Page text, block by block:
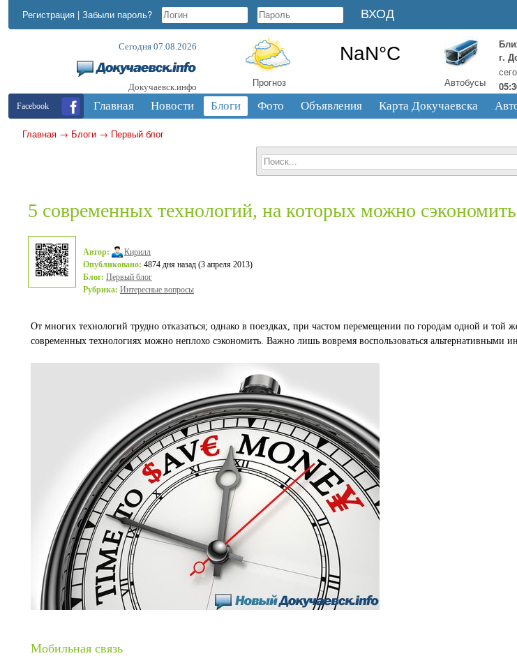
Регистрация | Забыли пароль?
Сегодня 07.08.2026
Докучаевск.инфо Прогноз Автобусы
г.
Facebook Главная Новости Блоги Фото Объявления Карта Докучаевска
Главная → Блоги → Первый блог
5 современных технологий, на которых можно сэкономить
Автор:
Кирилл
Опубликовано: 4874 дня назад (3 апреля 2013)
Блог: Первый блог
Рубрика: Интересные вопросы
От многих технологий трудно отказаться; однако в поездках, при частом перемещении по городам одной и той
современных технологиях можно неплохо сэкономить. Важно лишь вовремя воспользоваться альтернативными
Мобильная связь